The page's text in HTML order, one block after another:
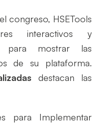
congreso, HSETools
interactivos y
para mostrar las
de su plataforma.
destacan las
para Implementar